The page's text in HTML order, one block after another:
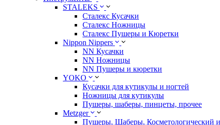
STALEKS
Сталекс Кусачки
Сталекс Ножницы
Сталекс Пушеры и Кюретки
Nippon Nippers
NN Кусачки
NN Ножницы
NN Пушеры и кюретки
YOKO
Кусачки для кутикулы и ногтей
Ножницы для кутикулы
Пушеры, шаберы, пинцеты, прочее
Metzger
Пушеры, Шаберы, Косметологический